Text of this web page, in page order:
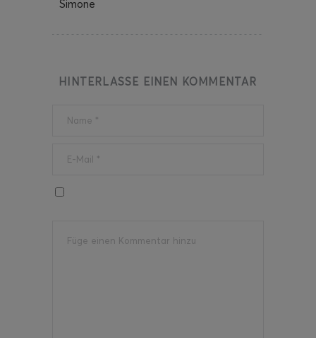
Simone
HINTERLASSE EINEN KOMMENTAR